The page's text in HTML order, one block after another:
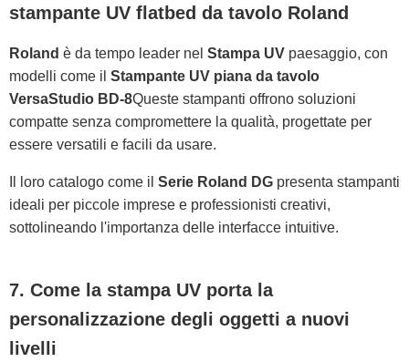
stampante UV flatbed da tavolo Roland
Roland è da tempo leader nel Stampa UV paesaggio, con
modelli come il Stampante UV piana da tavolo
VersaStudio BD-8Queste stampanti offrono soluzioni
compatte senza compromettere la qualità, progettate per
essere versatili e facili da usare.
Il loro catalogo come il Serie Roland DG presenta stampanti
ideali per piccole imprese e professionisti creativi,
sottolineando l'importanza delle interfacce intuitive.
7. Come la stampa UV porta la
personalizzazione degli oggetti a nuovi
livelli